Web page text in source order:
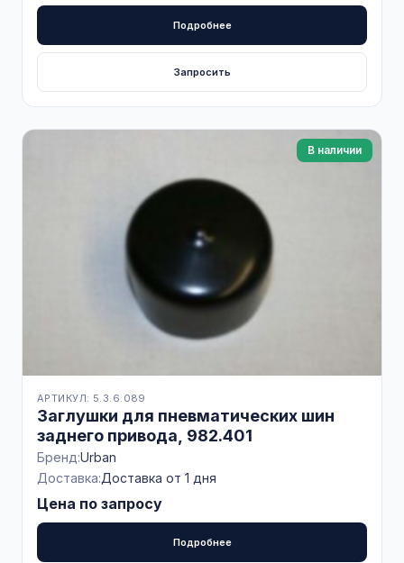
Подробнее
Запросить
В наличии
АРТИКУЛ: 5.3.6.089
Заглушки для пневматических шин
заднего привода, 982.401
Бренд:Urban
Доставка:Доставка от 1 дня
Цена по запросу
Подробнее